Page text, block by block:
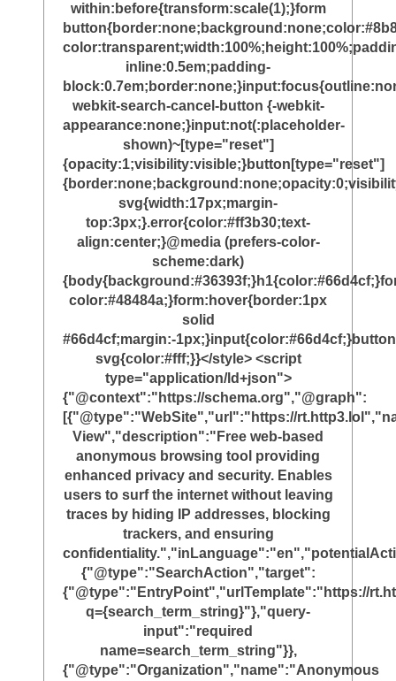
within:before{transform:scale(1);}form
inline:0.5em;padding-
webkit-search-cancel-button {-webkit-
appearance:none;}input:not(:placeholder-
shown)~[type="reset"]
{opacity:1;visibility:visible;}button[type="reset"]
svg{width:17px;margin-
top:3px;}.error{color:#ff3b30;text-
align:center;}@media (prefers-color-
scheme:dark)
color:#48484a;}form:hover{border:1px
solid
#66d4cf;margin:-1px;}input{color:#66d4cf;}button
svg{color:#fff;}}</style> <script
type="application/ld+json">
{"@context":"https://schema.org","@graph":
[{"@type":"WebSite","url":"https://
View","description":"Free web-based
anonymous browsing tool providing
enhanced privacy and security. Enables
users to surf the internet without leaving
traces by hiding IP addresses, blocking
trackers, and ensuring
{"@type":"SearchAction","target":
{"@type":"EntryPoint","urlTemplate":"https://
q={search_term_string}"},"query-
input":"required
name=search_term_string"}},
{"@type":"Organization","name":"Anonymous